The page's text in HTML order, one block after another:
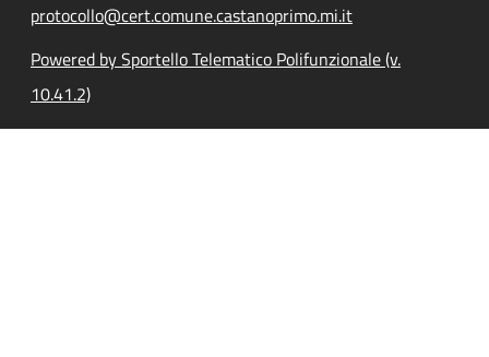
protocollo@cert.comune.castanoprimo.mi.it
Powered by Sportello Telematico Polifunzionale (v.
10.41.2)